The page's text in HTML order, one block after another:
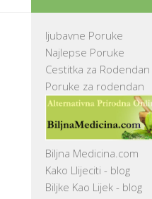
ljubavne Poruke
Najlepse Poruke
Cestitka za Rodendan
Poruke za rodendan
Biljna Medicina.com
Kako Llijeciti - blog
Biljke Kao Lijek - blog